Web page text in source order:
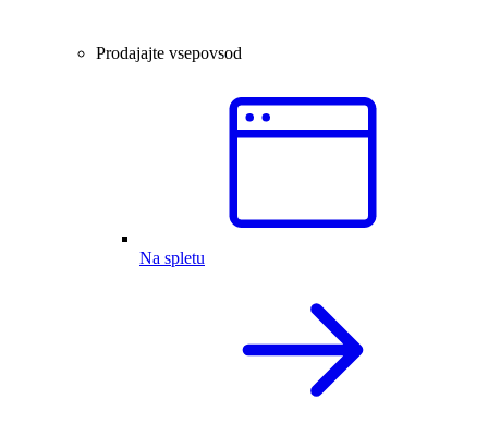
Prodajajte vsepovsod
Na spletu